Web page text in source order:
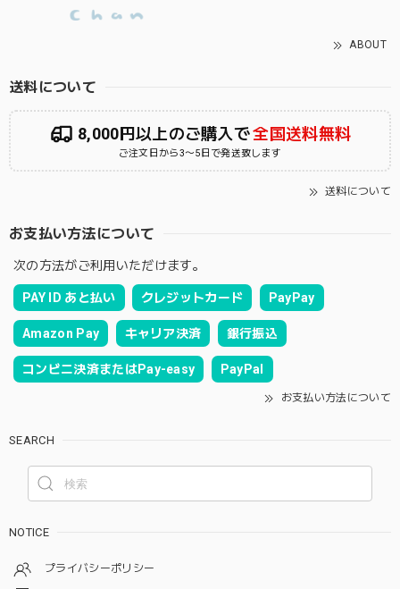
ABOUT
送料について
8,000円以上のご購入で全国送料無料
ご注文日から3〜5日で発送致します
送料について
お支払い方法について
次の方法がご利用いただけます。
PAY ID あと払い クレジットカード PayPay
Amazon Pay キャリア決済 銀行振込
コンビニ決済またはPay-easy PayPal
お支払い方法について
SEARCH
NOTICE
プライバシーポリシー